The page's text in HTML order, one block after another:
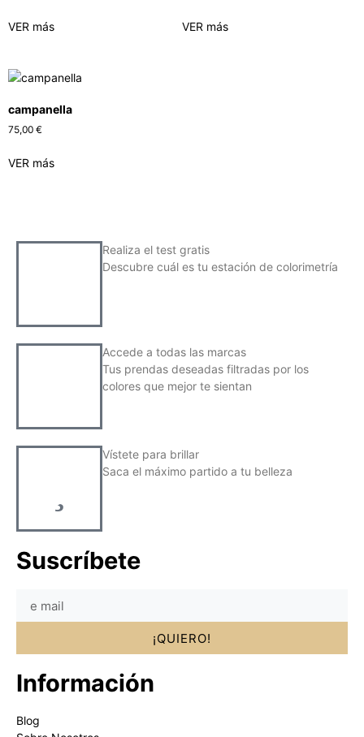
VER más VER más
campanella
75,00 €
VER más
Realiza el test gratis
Descubre cuál es tu estación de colorimetría
Accede a todas las marcas
Tus prendas deseadas filtradas por los
colores que mejor te sientan
Vístete para brillar
Saca el máximo partido a tu belleza
Suscríbete
¡QUIERO!
Información
Blog